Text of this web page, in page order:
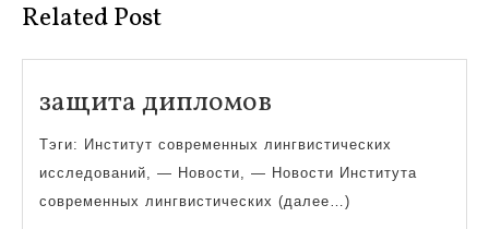
Related Post
защита дипломов
дипломов
Тэги: Институт современных лингвистических
исследований, — Новости, — Новости Института
современных лингвистических (далее…)